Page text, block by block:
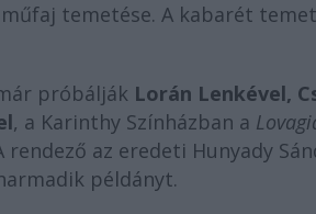
temetése. A kabarét
próbálják Lorán Lenkével,
, a Karinthy Színházban a
az eredeti Hunyady
példányt.